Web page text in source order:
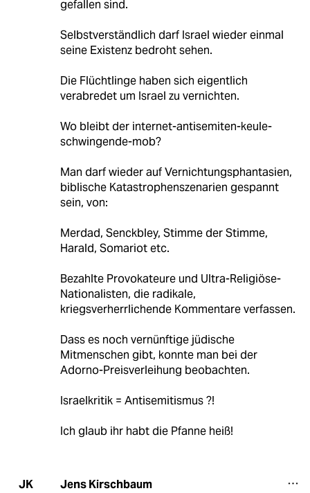
gefallen sind.
Selbstverständlich darf Israel wieder einmal
seine Existenz bedroht sehen.
Die Flüchtlinge haben sich eigentlich
verabredet um Israel zu vernichten.
Wo bleibt der internet-antisemiten-keule-
schwingende-mob?
Man darf wieder auf Vernichtungsphantasien,
biblische Katastrophenszenarien gespannt
sein, von:
Merdad, Senckbley, Stimme der Stimme,
Harald, Somariot etc.
Bezahlte Provokateure und Ultra-Religiöse-
Nationalisten, die radikale,
kriegsverherrlichende Kommentare verfassen.
Dass es noch vernünftige jüdische
Mitmenschen gibt, konnte man bei der
Adorno-Preisverleihung beobachten.
Israelkritik = Antisemitismus ?!
Ich glaub ihr habt die Pfanne heiß!
JK Jens Kirschbaum